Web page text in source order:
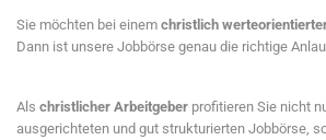
Sie möchten bei einem christlich
Dann ist unsere Jobbörse genau die richtige
Als christlicher Arbeitgeber profitieren Sie nicht
ausgerichteten und gut strukturierten Jobbörse,